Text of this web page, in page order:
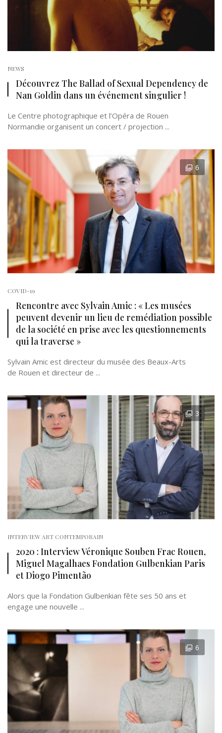
NEWS
Découvrez The Ballad of Sexual Dependency de
Nan Goldin dans un événement singulier !
Le Centre photographique et l’Opéra de Rouen
Normandie organisent un concert / projection ...
6
COVID-19
Rencontre avec Sylvain Amic : « Les musées
peuvent devenir un lieu de remédiation possible
de la société en prise avec les questionnements
qui la traverse »
Sylvain Amic est directeur du musée des Beaux-Arts
de Rouen et directeur de ...
3
INTERVIEW ART CONTEMPORAIN
2020 : Interview Véronique Souben Frac Rouen,
Miguel Magalhaes Fondation Gulbenkian Paris
et Diogo Pimentão
Alors que la Fondation Gulbenkian fête ses 50 ans et
engage une nouvelle ...
6